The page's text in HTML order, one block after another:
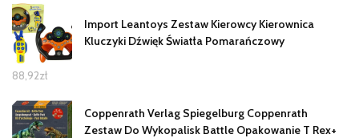
Import Leantoys Zestaw Kierowcy Kierownica
Kluczyki Dźwięk Światła Pomarańczowy
88,92zł
Coppenrath Verlag Spiegelburg Coppenrath
Zestaw Do Wykopalisk Battle Opakowanie T Rex+